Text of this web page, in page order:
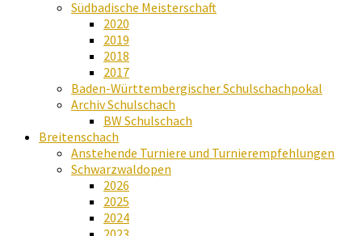
Südbadische Meisterschaft
2020
2019
2018
2017
Baden-Württembergischer Schulschachpokal
Archiv Schulschach
BW Schulschach
Breitenschach
Anstehende Turniere und Turnierempfehlungen
Schwarzwaldopen
2026
2025
2024